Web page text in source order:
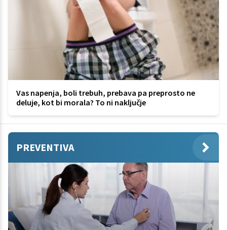
Vas napenja, boli trebuh, prebava pa preprosto ne
deluje, kot bi morala? To ni naključje
PREVENTIVA